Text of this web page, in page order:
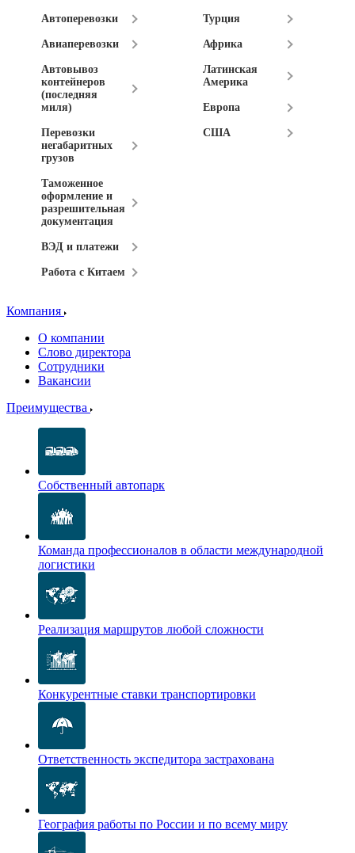
Автоперевозки
Авиаперевозки
Автовывоз
контейнеров
(последняя
миля)
Перевозки
негабаритных
грузов
Таможенное
оформление и
разрешительная
документация
ВЭД и платежи
Работа с Китаем
Турция
Африка
Латинская
Америка
Европа
США
Компания
О компании
Слово директора
Сотрудники
Вакансии
Преимущества
Собственный автопарк
Команда профессионалов в области международной
логистики
Реализация маршрутов любой сложности
Конкурентные ставки транспортировки
Ответственность экспедитора застрахована
География работы по России и по всему миру